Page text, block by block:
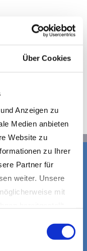
Über Cookies
Anzeigen zu
Medien anbieten
Website zu
zu Ihrer
Partner für
weiter. Unsere
mit